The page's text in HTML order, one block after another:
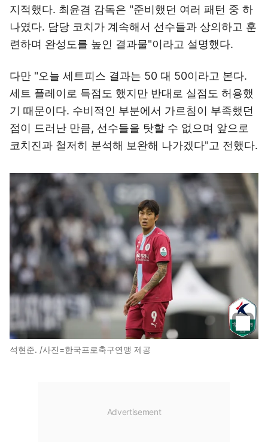
지적했다. 최윤겸 감독은 "준비했던 여러 패턴 중 하
나였다. 담당 코치가 계속해서 선수들과 상의하고 훈
련하며 완성도를 높인 결과물"이라고 설명했다.
다만 "오늘 세트피스 결과는 50 대 50이라고 본다.
세트 플레이로 득점도 했지만 반대로 실점도 허용했
기 때문이다. 수비적인 부분에서 가르침이 부족했던
점이 드러난 만큼, 선수들을 탓할 수 없으며 앞으로
코치진과 철저히 분석해 보완해 나가겠다"고 전했다.
석현준. /사진=한국프로축구연맹 제공